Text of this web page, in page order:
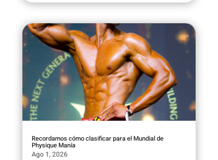
Recordamos cómo clasificar para el Mundial de
Physique Manía
Ago 1, 2026